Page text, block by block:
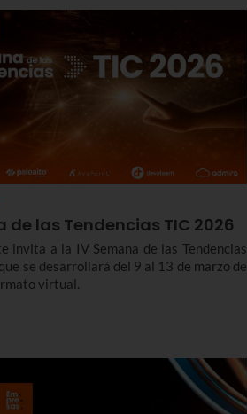
virtualizadas.
de las Tendencias TIC 2026
invita a la IV Semana de las Tendencias
se desarrollará del 9 al 13 de marzo de
virtual.